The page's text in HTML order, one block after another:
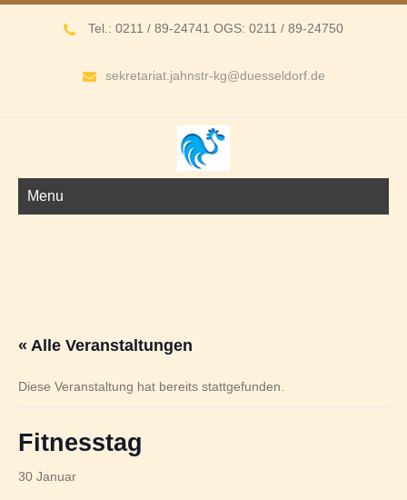
Tel.: 0211 / 89-24741 OGS: 0211 / 89-24750
sekretariat.jahnstr-kg@duesseldorf.de
Menu
« Alle Veranstaltungen
Diese Veranstaltung hat bereits stattgefunden.
Fitnesstag
30 Januar